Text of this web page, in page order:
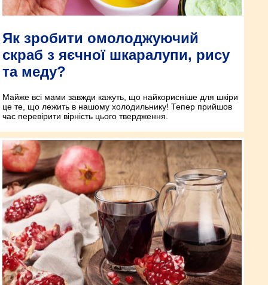
Як зробити омолоджуючий
скраб з яєчної шкаралупи, рису
та меду?
Майже всі мами завжди кажуть, що найкорисніше для шкіри
це те, що лежить в нашому холодильнику! Тепер прийшов
час перевірити вірність цього твердження.